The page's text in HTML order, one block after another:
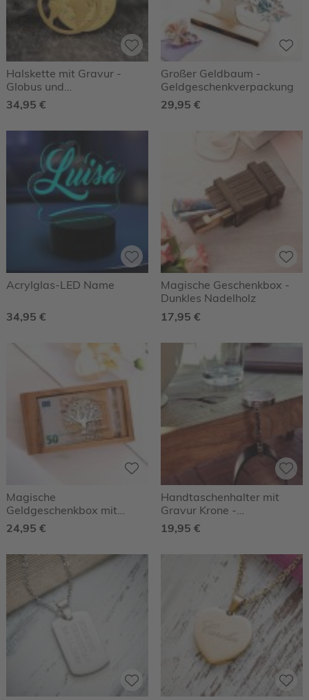
Halskette mit Gravur -
Globus und
Geokoordinaten - Gold -
Personalisiert
34,95 €
Großer Geldbaum -
Geldgeschenkverpackung
29,95 €
Acrylglas-LED Name
34,95 €
Magische Geschenkbox -
Dunkles Nadelholz
17,95 €
Magische
Geldgeschenkbox mit
Gravur Jugendweihe -
Baum
24,95 €
Handtaschenhalter mit
Gravur Krone -
Personalisiert
19,95 €